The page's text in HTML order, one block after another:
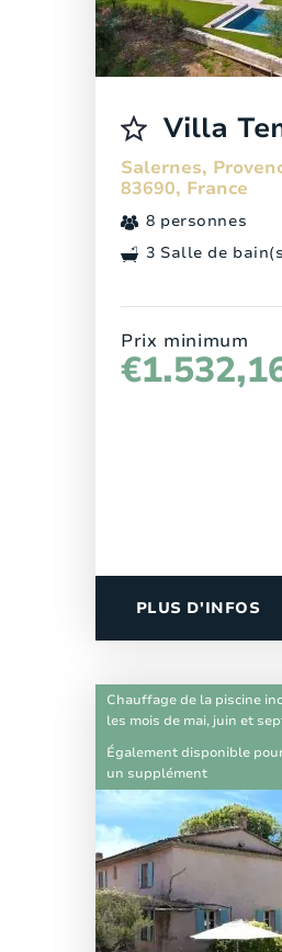
Villa
Salernes,
83690, France
8 personnes
3 Salle de
Prix minimum
PLUS D'INFOS
Chauffage de la piscine
les mois de mai, juin et
Également disponible
un supplément